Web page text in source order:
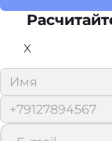
X